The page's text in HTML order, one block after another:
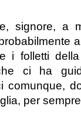
signore, a
i folletti
ci ha
comunque,
per